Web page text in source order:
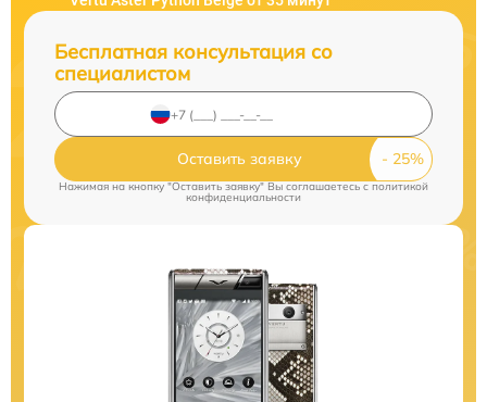
Бесплатная консультация со
специалистом
Оставить заявку
Нажимая на кнопку "Оставить заявку" Вы соглашаетесь cполитикой
конфиденциальности